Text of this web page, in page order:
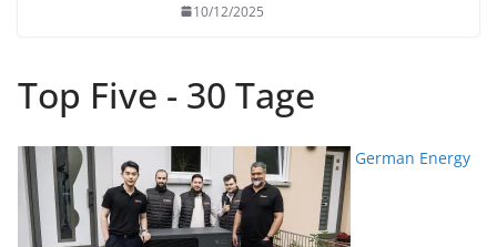
10/12/2025
Top Five - 30 Tage
German Energy